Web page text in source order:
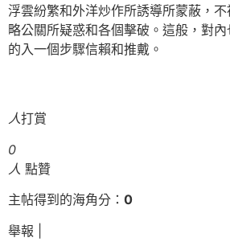
浮雲紛繁和外洋炒作所誘導所蒙蔽，
略公關所疑惑和各個擊破。這般，對
的入一個步驟信賴和推戴。
人打賞
0
人 點贊
主帖得到的海角分： 0
舉報 |